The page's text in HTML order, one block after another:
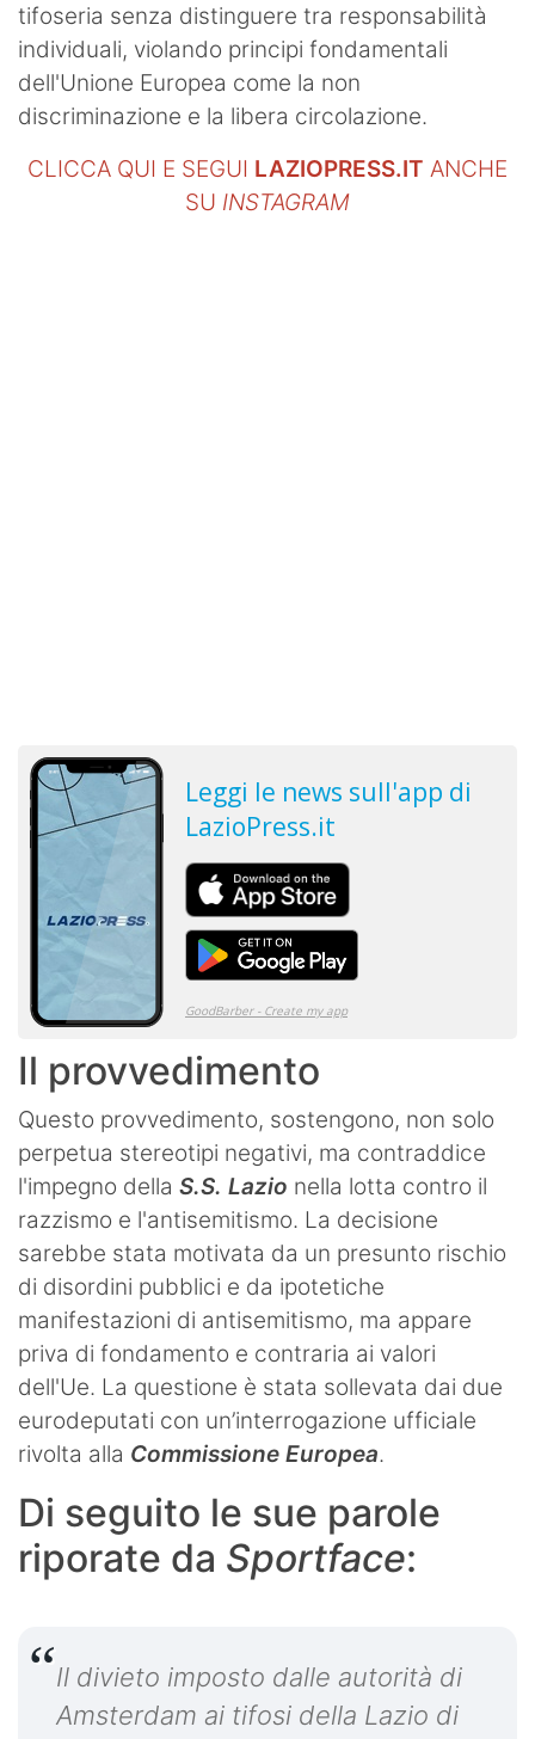
tifoseria senza distinguere tra responsabilità
individuali, violando principi fondamentali
dell'Unione Europea come la non
discriminazione e la libera circolazione.
CLICCA QUI E SEGUI LAZIOPRESS.IT ANCHE
SU INSTAGRAM
Il provvedimento
Questo provvedimento, sostengono, non solo
perpetua stereotipi negativi, ma contraddice
l'impegno della S.S. Lazio nella lotta contro il
razzismo e l'antisemitismo. La decisione
sarebbe stata motivata da un presunto rischio
di disordini pubblici e da ipotetiche
manifestazioni di antisemitismo, ma appare
priva di fondamento e contraria ai valori
dell'Ue. La questione è stata sollevata dai due
eurodeputati con un’interrogazione ufficiale
rivolta alla Commissione Europea.
Di seguito le sue parole
riporate da Sportface:
Il divieto imposto dalle autorità di
Amsterdam ai tifosi della Lazio di